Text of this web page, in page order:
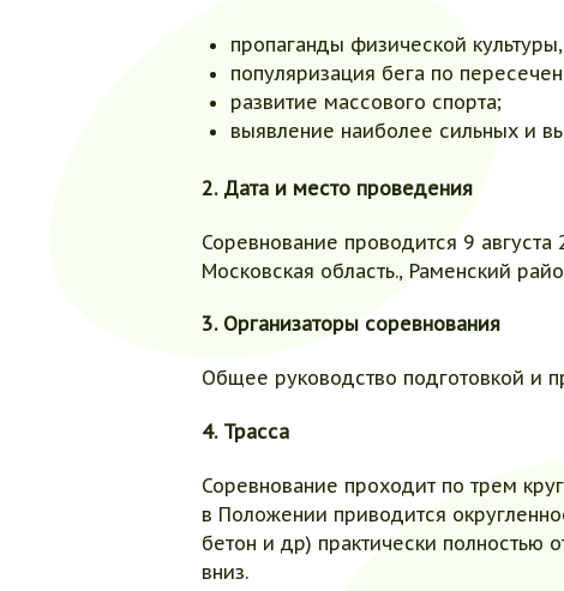
пропаганды физической
популяризация бега по
развитие массового спорта;
выявление наиболее сильных и
2. Дата и место проведения
Соревнование проводится 9
Московская область., Раменский
3. Организаторы соревнования
Общее руководство подготовкой и
4. Трасса
Соревнование проходит по трем
в Положении приводится
бетон и др) практически полностью
вниз.